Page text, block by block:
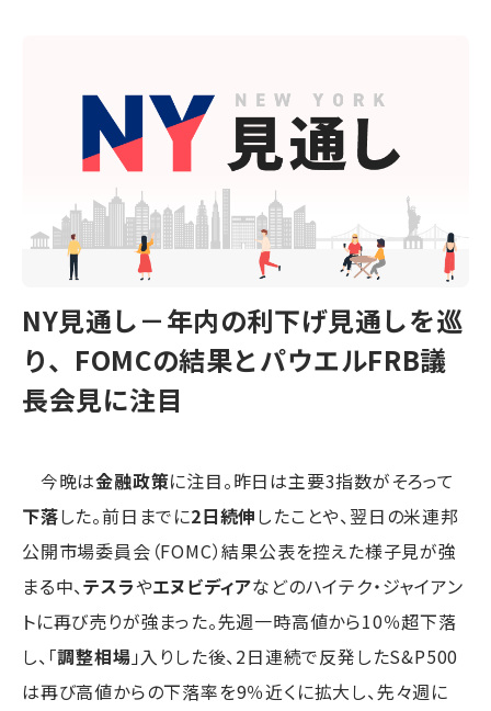
NY見通し－年内の利下げ見通しを巡
り、FOMCの結果とパウエルFRB議
長会見に注目
今晩は金融政策に注目。昨日は主要3指数がそろって
下落した。前日までに2日続伸したことや、翌日の米連邦
公開市場委員会（FOMC）結果公表を控えた様子見が強
まる中、テスラやエヌビディアなどのハイテク・ジャイアン
トに再び売りが強まった。先週一時高値から10％超下落
し、「調整相場 」入りした後、2日連続で反発したS&P500
は再び高値からの下落率を9％近くに拡大し、先々週に